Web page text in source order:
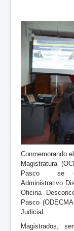
Conmemorando
Magistratura
Pasco se
Administrativo
Oficina
Pasco
Judicial.
Magistrados,